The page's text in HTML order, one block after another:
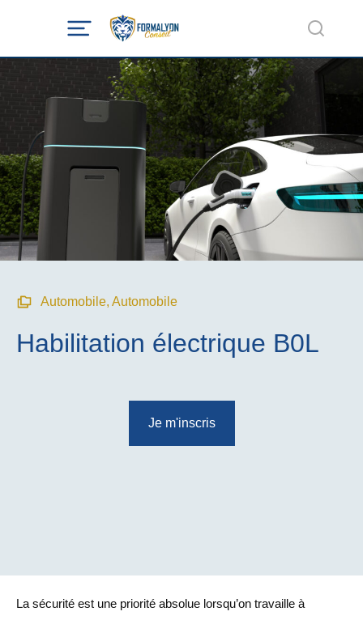
Automobile, Automobile
Habilitation électrique B0L
Je m'inscris
La sécurité est une priorité absolue lorsqu’on travaille à